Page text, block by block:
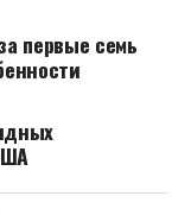
первые семь